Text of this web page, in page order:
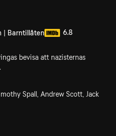
| Barntillåten 6.8
bevisa att nazisternas
Spall, Andrew Scott, Jack